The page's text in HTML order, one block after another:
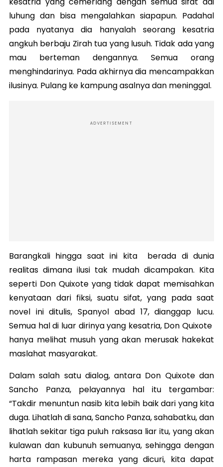
luhung dan bisa mengalahkan siapapun. Padahal
pada nyatanya dia hanyalah seorang kesatria
angkuh berbaju Zirah tua yang lusuh. Tidak ada yang
mau berteman dengannya. Semua orang
menghindarinya. Pada akhirnya dia mencampakkan
ilusinya. Pulang ke kampung asalnya dan meninggal.
ADVERTISEMENT
Barangkali hingga saat ini kita berada di dunia
realitas dimana ilusi tak mudah dicampakan. Kita
seperti Don Quixote yang tidak dapat memisahkan
kenyataan dari fiksi, suatu sifat, yang pada saat
novel ini ditulis, Spanyol abad 17, dianggap lucu.
Semua hal di luar dirinya yang kesatria, Don Quixote
hanya melihat musuh yang akan merusak hakekat
maslahat masyarakat.
Dalam salah satu dialog, antara Don Quixote dan
Sancho Panza, pelayannya hal itu tergambar:
“Takdir menuntun nasib kita lebih baik dari yang kita
duga. Lihatlah di sana, Sancho Panza, sahabatku, dan
lihatlah sekitar tiga puluh raksasa liar itu, yang akan
kulawan dan kubunuh semuanya, sehingga dengan
harta rampasan mereka yang dicuri, kita dapat